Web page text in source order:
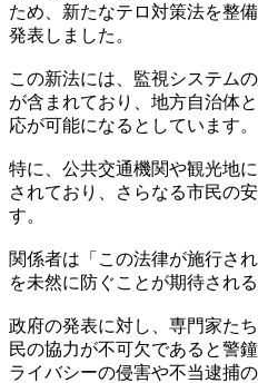
ため、新たなテロ対策法を整
発表しました。
この新法には、監視システム
が含まれており、地方自治体
応が可能になるとしています。
特に、公共交通機関や観光地
されており、さらなる市民の
す。
関係者は「この法律が施行さ
を未然に防ぐことが期待され
政府の発表に対し、専門家た
民の協力が不可欠であると警
ライバシーの侵害や不当逮捕